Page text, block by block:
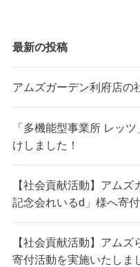
最新の投稿
アムズガーデン利府店の
「多機能型事業所 レッ
けしました！
【社会貢献活動】アム
記念会れいるd」様へ寄
【社会貢献活動】アム
寄付活動を実施いたしま